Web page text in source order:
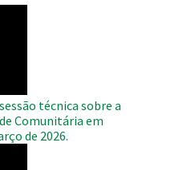
técnica sobre a
Comunitária em
de 2026.